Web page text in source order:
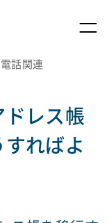
話関連
レス帳
ればよ